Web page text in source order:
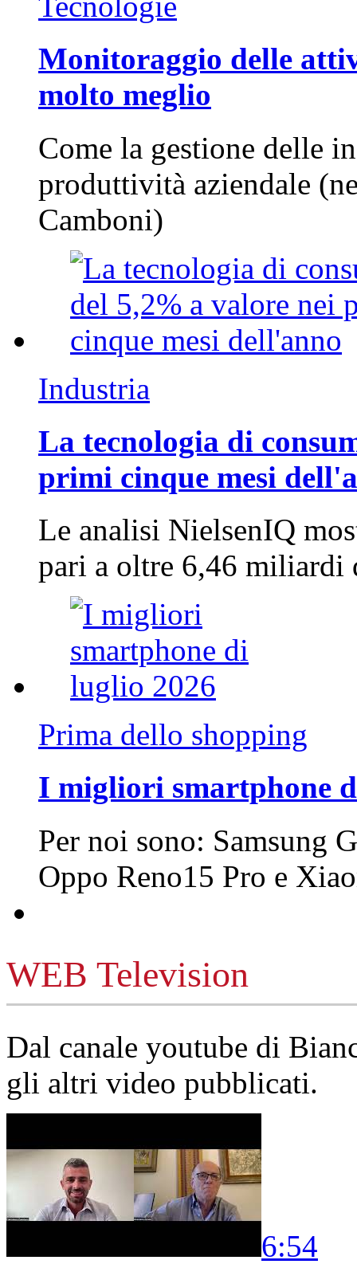
Monitoraggio delle
molto meglio
Come la gestione delle
produttività aziendale
Camboni)
Industria
La tecnologia di
primi cinque mesi
Le analisi NielsenIQ
pari a oltre 6,46
Prima dello shopping
I migliori smartphone
Per noi sono: Samsung
Oppo Reno15 Pro e
WEB Television
Dal canale youtube di
gli altri video pubblicati.
6:54